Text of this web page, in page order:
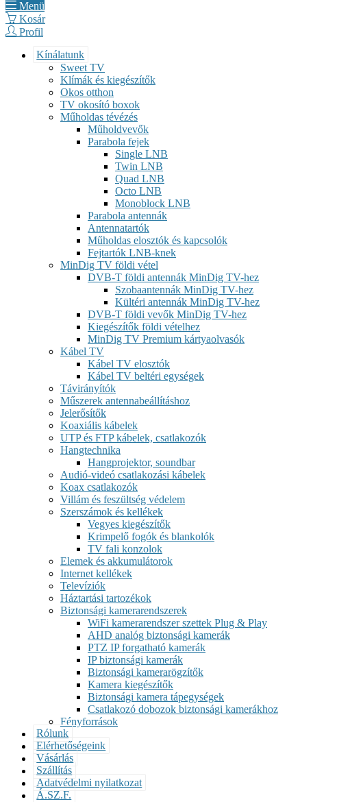
Menü
Kosár
Profil
Kínálatunk
Sweet TV
Klímák és kiegészítők
Okos otthon
TV okosító boxok
Műholdas tévézés
Műholdvevők
Parabola fejek
Single LNB
Twin LNB
Quad LNB
Octo LNB
Monoblock LNB
Parabola antennák
Antennatartók
Műholdas elosztók és kapcsolók
Fejtartók LNB-knek
MinDig TV földi vétel
DVB-T földi antennák MinDig TV-hez
Szobaantennák MinDig TV-hez
Kültéri antennák MinDig TV-hez
DVB-T földi vevők MinDig TV-hez
Kiegészítők földi vételhez
MinDig TV Premium kártyaolvasók
Kábel TV
Kábel TV elosztók
Kábel TV beltéri egységek
Távirányítók
Műszerek antennabeállításhoz
Jelerősítők
Koaxiális kábelek
UTP és FTP kábelek, csatlakozók
Hangtechnika
Hangprojektor, soundbar
Audió-videó csatlakozási kábelek
Koax csatlakozók
Villám és feszültség védelem
Szerszámok és kellékek
Vegyes kiegészítők
Krimpelő fogók és blankolók
TV fali konzolok
Elemek és akkumulátorok
Internet kellékek
Televíziók
Háztartási tartozékok
Biztonsági kamerarendszerek
WiFi kamerarendszer szettek Plug & Play
AHD analóg biztonsági kamerák
PTZ IP forgatható kamerák
IP biztonsági kamerák
Biztonsági kamerarögzítők
Kamera kiegészítők
Biztonsági kamera tápegységek
Csatlakozó dobozok biztonsági kamerákhoz
Fényforrások
Rólunk
Elérhetőségeink
Vásárlás
Szállítás
Adatvédelmi nyilatkozat
Á.SZ.F.